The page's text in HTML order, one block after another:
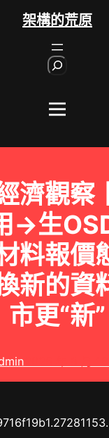
架構的荒原
濟觀察
→生
料報價
新的資
市更“新”